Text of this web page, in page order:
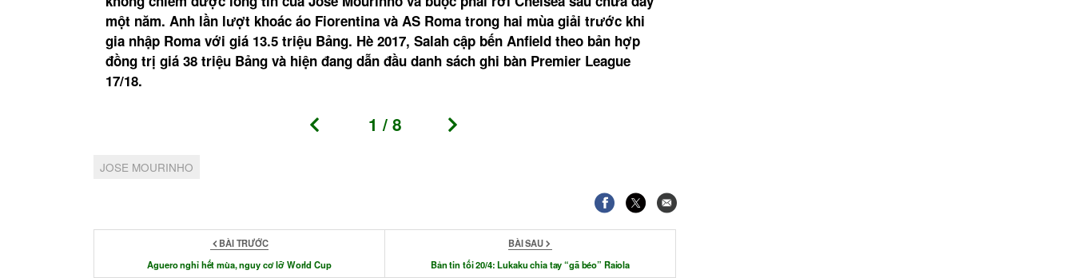
một năm. Anh lần lượt khoác áo Fiorentina và AS Roma trong hai mùa giải trước khi
gia nhập Roma với giá 13.5 triệu Bảng. Hè 2017, Salah cập bến Anfield theo bản hợp
đồng trị giá 38 triệu Bảng và hiện đang dẫn đầu danh sách ghi bàn Premier League
17/18.
1 / 8
JOSE MOURINHO
BÀI TRƯỚC
Aguero nghỉ hết mùa, nguy cơ lỡ World Cup
BÀI SAU
Bản tin tối 20/4: Lukaku chia tay “gã béo” Raiola